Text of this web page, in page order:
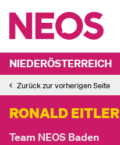
NIEDERÖSTERREICH
Zurück zur vorherigen Seite
RONALD EITLER
Team NEOS Baden